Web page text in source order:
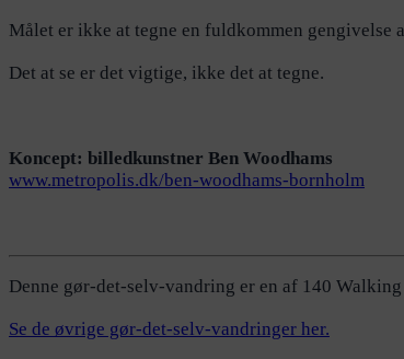
Målet er ikke at tegne en fuldkommen gengivelse
Det at se er det vigtige, ikke det at tegne.
Koncept: billedkunstner Ben Woodhams
www.metropolis.dk/ben-woodhams-bornholm
Denne gør-det-selv-vandring er en af 140
Se de øvrige gør-det-selv-vandringer her.